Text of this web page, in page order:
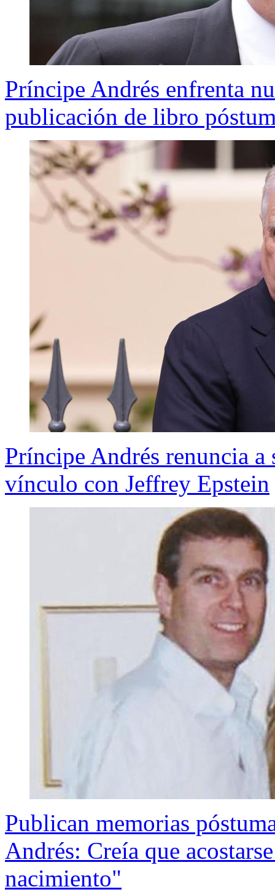
Príncipe Andrés enfrenta
publicación de libro
Príncipe Andrés renuncia
vínculo con Jeffrey Epstein
Publican memorias
Andrés: Creía que
nacimiento"